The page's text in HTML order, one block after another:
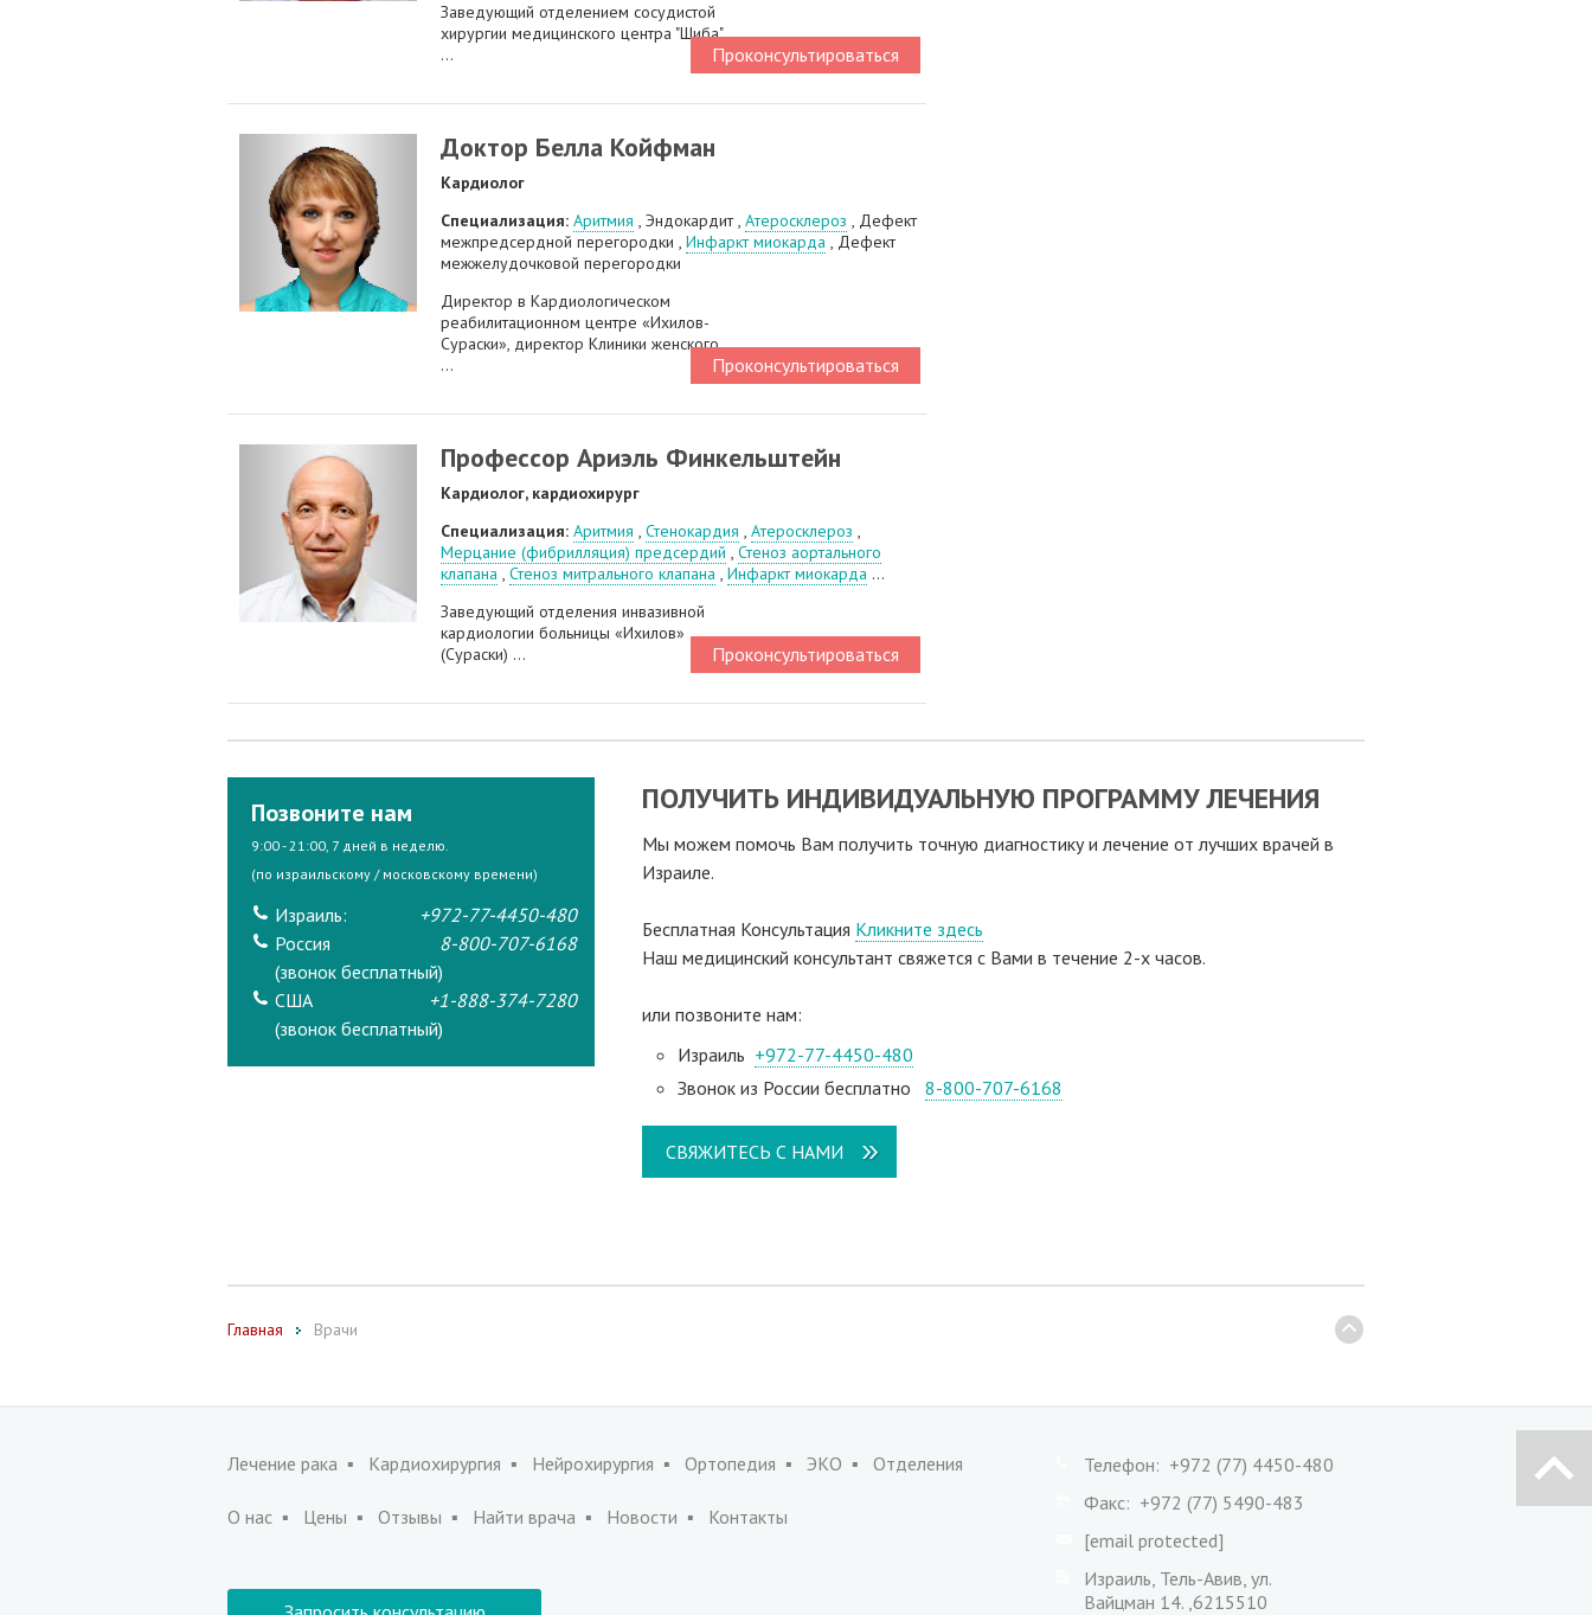
Заведующий отделением сосудистой
хирургии медицинского центра "Шиба"
...
Проконсультироваться
Доктор Белла Койфман
Кардиолог
Специализация: Аритмия , Эндокардит , Атеросклероз , Дефект
межпредсердной перегородки , Инфаркт миокарда , Дефект
межжелудочковой перегородки
Директор в Кардиологическом
реабилитационном центре «Ихилов-
Сураски», директор Клиники женского
...
Проконсультироваться
Профессор Ариэль Финкельштейн
Кардиолог, кардиохирург
Специализация: Аритмия , Стенокардия , Атеросклероз ,
Мерцание (фибрилляция) предсердий , Стеноз аортального
клапана , Стеноз митрального клапана , Инфаркт миокарда ...
Заведующий отделения инвазивной
кардиологии больницы «Ихилов»
(Сураски) ...
Проконсультироваться
ПОЛУЧИТЬ ИНДИВИДУАЛЬНУЮ ПРОГРАММУ ЛЕЧЕНИЯ
Мы можем помочь Вам получить точную диагностику и лечение от лучших врачей в
Израиле.
Бесплатная Консультация Кликните здесь
Наш медицинский консультант свяжeтся с Вами в течение 2-х часов.
или позвоните нам:
Израиль +972-77-4450-480
Звонок из России бесплатно 8-800-707-6168
СВЯЖИТЕСЬ С НАМИ
Позвоните нам
9:00 - 21:00, 7 дней в неделю.
(по израильскому / московскому времени)
Израиль:
+972-77-4450-480
Россия
(звонок бесплатный)
8-800-707-6168
США
(звонок бесплатный)
+1-888-374-7280
Главная Врачи
Лечение рака Кардиохирургия Нейрохирургия Ортопедия ЭКО Отделения
О нас Цены Отзывы Найти врача Новости Контакты
Телефон: +972 (77) 4450-480
Факс: +972 (77) 5490-483
[email protected]
Израиль, Тель-Авив, ул.
Вайцман 14. ,6215510